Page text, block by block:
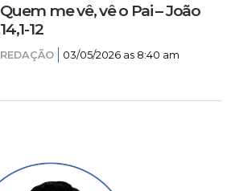
Quem me vê, vê o Pai – João
14,1-12
REDAÇÃO 03/05/2026 as 8:40 am